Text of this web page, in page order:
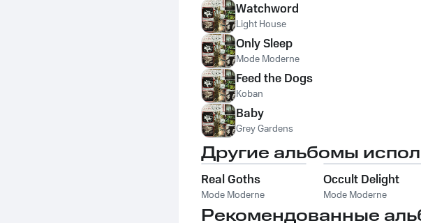
Watchword
Light House
Only Sleep
Mode Moderne
Feed the Dogs
Koban
Baby
Grey Gardens
Другие альбомы
Real Goths
Mode Moderne
Occult Delight
Mode Moderne
Рекомендованные